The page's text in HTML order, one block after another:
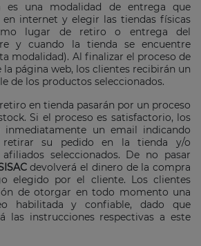
es una modalidad de entrega que
internet y elegir las tiendas físicas
lugar de retiro o entrega del
y cuando la tienda se encuentre
modalidad). Al finalizar el proceso de
página web, los clientes recibirán un
de los productos seleccionados.
en tienda pasarán por un proceso
Si el proceso es satisfactorio, los
inmediatamente un email indicando
retirar su pedido en la tienda y/o
seleccionados. De no pasar
devolverá el dinero de la compra
elegido por el cliente. Los clientes
de otorgar en todo momento una
habilitada y confiable, dado que
las instrucciones respectivas a este